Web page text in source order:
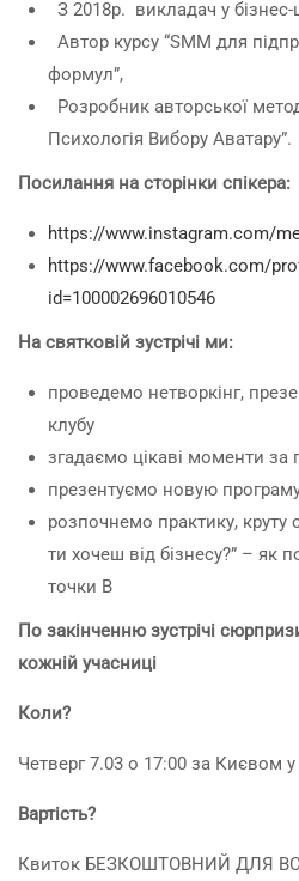
З 2018р. викладач у бізнес-
Автор курсу “SMM для
формул”,
Розробник авторської
Психологія Вибору Аватару”.
Посилання на сторінки спікера:
https://www.instagram.com/
https://www.facebook.com/
id=100002696010546
На святковій зустрічі ми:
проведемо нетворкінг,
клубу
згадаємо цікаві моменти за
презентуємо новую
розпочнемо практику, круту
ти хочеш від бізнесу?” – як
точки В
По закінченню зустрічі
кожній учасниці
Коли?
Четверг 7.03 о 17:00 за Києвом у
Вартість?
Квиток БЕЗКОШТОВНИЙ ДЛЯ